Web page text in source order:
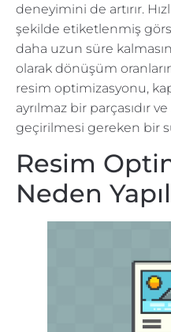
deneyimini de artırır.
şekilde etiketlenmiş
daha uzun süre
olarak dönüşüm
resim optimizasyonu,
ayrılmaz bir parçasıdır
geçirilmesi gereken bir
Resim
Neden